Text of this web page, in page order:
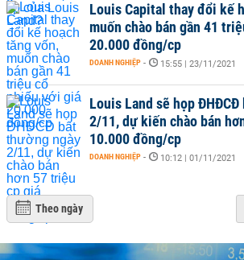
Louis Capital thay đổi kế
muốn chào bán gần 41
20.000 đồng/cp
DOANH NGHIỆP - 15:55 | 23/11/2021
Louis Land sẽ họp
2/11, dự kiến chào bán
10.000 đồng/cp
DOANH NGHIỆP - 10:12 | 01/11/2021
Theo ngày